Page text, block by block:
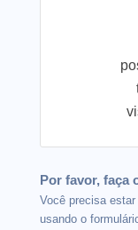
Por favor, faça
Você precisa
usando o